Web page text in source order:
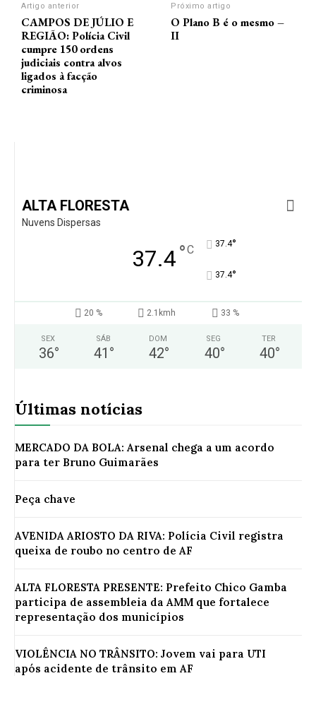
Artigo anterior
CAMPOS DE JÚLIO E
REGIÃO: Polícia Civil
cumpre 150 ordens
judiciais contra alvos
ligados à facção
criminosa
Próximo artigo
O Plano B é o mesmo –
II
ALTA FLORESTA
Nuvens Dispersas
37.4°C 37.4°
37.4°
20 % 2.1kmh 33 %
SEX
36°
SÁB
41 °
DOM
42°
SEG
40°
TER
40°
Últimas notícias
MERCADO DA BOLA: Arsenal chega a um acordo
para ter Bruno Guimarães
Peça chave
AVENIDA ARIOSTO DA RIVA: Polícia Civil registra
queixa de roubo no centro de AF
ALTA FLORESTA PRESENTE: Prefeito Chico Gamba
participa de assembleia da AMM que fortalece
representação dos municípios
VIOLÊNCIA NO TRÂNSITO: Jovem vai para UTI
após acidente de trânsito em AF